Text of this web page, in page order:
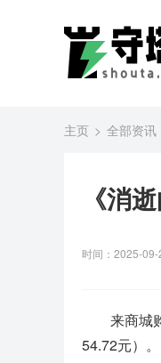
主页 全部资讯
《消
时间：2025-
来商城
54.72元）。